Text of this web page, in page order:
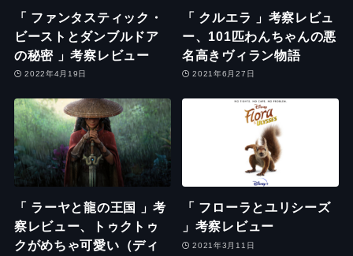
「 ファンタスティック・
ビーストとダンブルドア
の秘密 」考察レビュー
2022年4月19日
「 クルエラ 」考察レビュ
ー、101匹わんちゃんの悪
名高きヴィラン物語
2021年6月27日
「 ラーヤと龍の王国 」考
察レビュー、トゥクトゥ
クがめちゃ可愛い（ディ
「 フローラとユリシーズ
」考察レビュー
2021年3月11日